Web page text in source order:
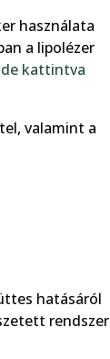
használata
a lipolézer
kattintva
valamint a
hatásáról
rendszer